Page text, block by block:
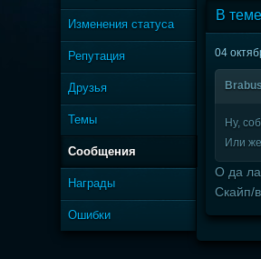
Изменения статуса
Репутация
Друзья
Темы
Сообщения
Награды
Ошибки
В
04
Ну,
Или
О да
Скайп/